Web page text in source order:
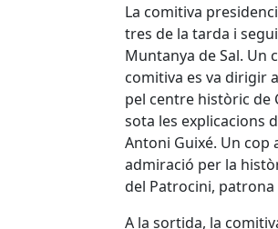
La comitiva
tres de la tarda i
Muntanya de Sal. Un
comitiva es va dirigir
pel centre històric de
sota les explicacions
Antoni Guixé. Un cop
admiració per la
del Patrocini, patrona
A la sortida, la